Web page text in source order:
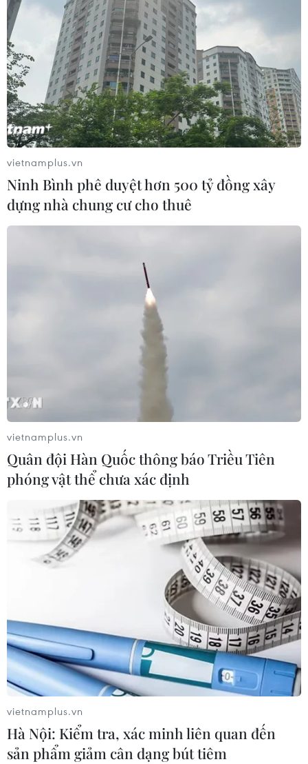
vietnamplus.vn
Ninh Bình phê duyệt hơn 500 tỷ đồng xây
dựng nhà chung cư cho thuê
vietnamplus.vn
Quân đội Hàn Quốc thông báo Triều Tiên
phóng vật thể chưa xác định
vietnamplus.vn
Hà Nội: Kiểm tra, xác minh liên quan đến
sản phẩm giảm cân dạng bút tiêm